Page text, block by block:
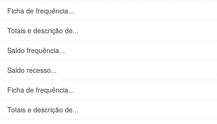
Ficha de frequência...
Totais e descrição de...
Saldo frequência...
Saldo recesso...
Ficha de frequência...
Totais e descrição de...